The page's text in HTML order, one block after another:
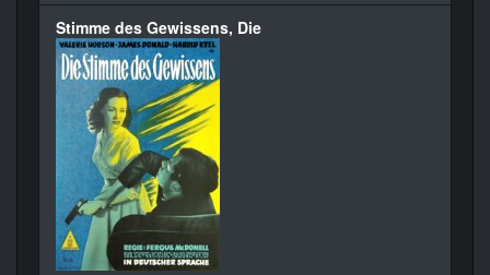
Stimme des Gewissens, Die